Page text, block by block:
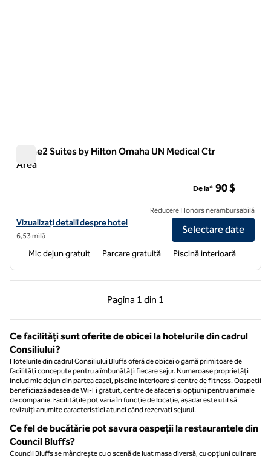
Home2 Suites by Hilton Omaha UN Medical Ctr
Area
Vizualizați detaliile hotelului pentru Home2 Suites by Hilton Omaha
Vizualizați detalii despre hotel
6,53 milă
De la* 90 $
Reducere Honors nerambursabilă
Selectare date
Mic dejun gratuit Parcare gratuită Piscină interioară
Pagina 1 din 1
Pagina anterioară, 1 din 1
Pagina 1 din 1
Ce facilități sunt oferite de obicei la hotelurile din cadrul
Consiliului?
Hotelurile din cadrul Consiliului Bluffs oferă de obicei o gamă primitoare de
facilități concepute pentru a îmbunătăți fiecare sejur. Numeroase proprietăți
includ mic dejun din partea casei, piscine interioare și centre de fitness. Oaspeții
beneficiază adesea de Wi-Fi gratuit, centre de afaceri și opțiuni pentru animale
de companie. Facilitățile pot varia în funcție de locație, așadar este util să
revizuiți anumite caracteristici atunci când rezervați sejurul.
Ce fel de bucătărie pot savura oaspeții la restaurantele din
Council Bluffs?
Council Bluffs se mândrește cu o scenă de luat masa diversă, cu opțiuni culinare